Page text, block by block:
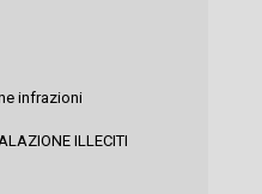
infrazioni
ILLECITI